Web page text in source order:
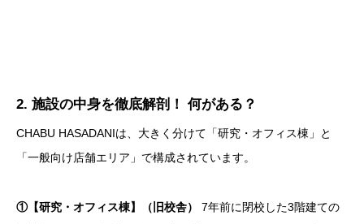
2. 施設の中身を徹底解剖！ 何がある？
CHABU HASADANIは、大きく分けて「研究・オフィス棟」と
「一般向け店舗エリア」で構成されています。
①【研究・オフィス棟】（旧校舎）
7年前に閉校した3階建ての